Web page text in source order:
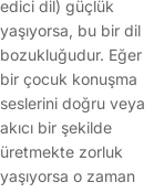
edici dil) güçlük
yaşıyorsa, bu bir dil
bozukluğudur. Eğer
bir çocuk konuşma
seslerini doğru veya
akıcı bir şekilde
üretmekte zorluk
yaşıyorsa o zaman